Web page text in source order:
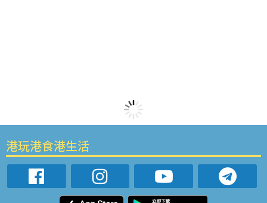
港玩港食港生活